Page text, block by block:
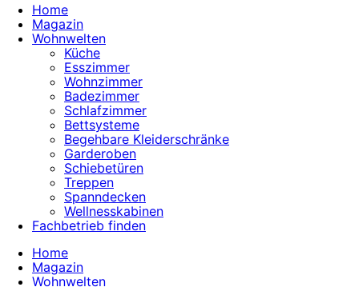
Home
Magazin
Wohnwelten
Küche
Esszimmer
Wohnzimmer
Badezimmer
Schlafzimmer
Bettsysteme
Begehbare Kleiderschränke
Garderoben
Schiebetüren
Treppen
Spanndecken
Wellnesskabinen
Fachbetrieb finden
Home
Magazin
Wohnwelten